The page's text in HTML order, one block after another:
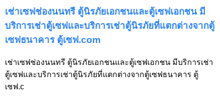
เช่าเซฟช่องนนทรี ตู้นิรภัยเอกชนและตู้เซฟเอกชน มี
บริการเช่าตู้เซฟและบริการเช่าตู้นิรภัยที่แตกต่างจากตู้
เซฟธนาคาร ตู้เซฟ.com
เช่าเซฟช่องนนทรี ตู้นิรภัยเอกชนและตู้เซฟเอกชน มีบริการเช่า
ตู้เซฟและบริการเช่าตู้นิรภัยที่แตกต่างจากตู้เซฟธนาคาร ตู้
เซฟ.c